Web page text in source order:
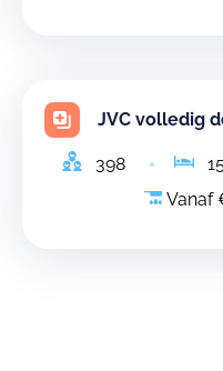
JVC volledig
398
Vanaf